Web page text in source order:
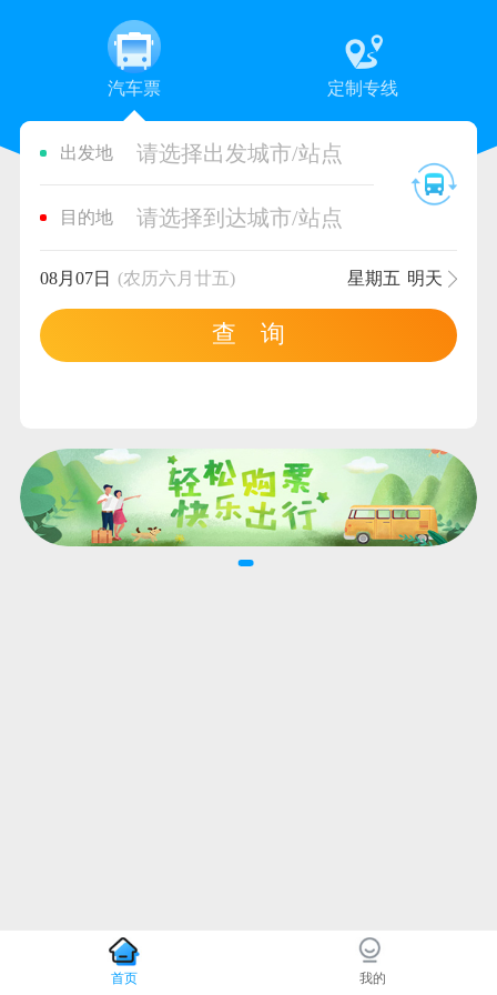
汽车票 定制专线
出发地 请选择出发城市/站点
目的地 请选择到达城市/站点
08月07日 (农历六月廿五) 星期五 明天
查 询
首页 我的